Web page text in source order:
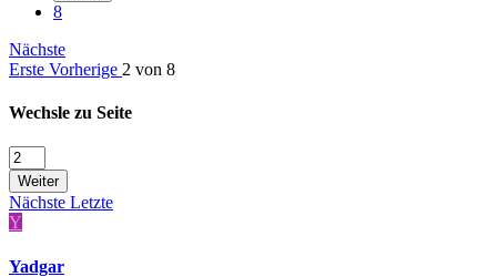
8
Nächste
Erste Vorherige 2 von 8
Wechsle zu Seite
Weiter
Nächste Letzte
Y
Yadgar